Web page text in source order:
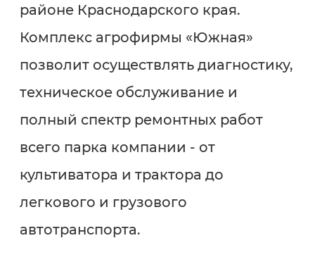
районе Краснодарского края.
Комплекс агрофирмы «Южная»
позволит осуществлять диагностику,
техническое обслуживание и
полный спектр ремонтных работ
всего парка компании - от
культиватора и трактора до
легкового и грузового
автотранспорта.